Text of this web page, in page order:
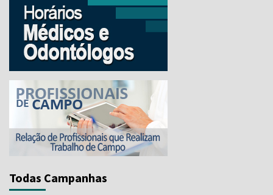
Todas Campanhas